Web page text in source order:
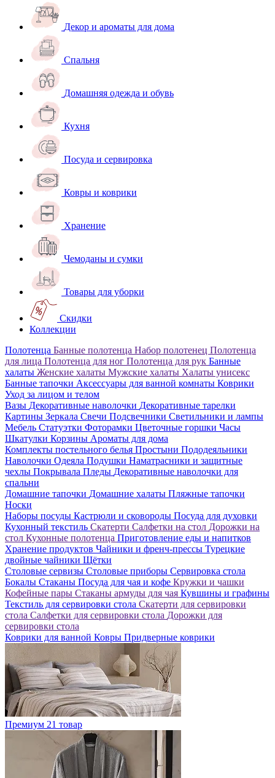
Декор и ароматы для дома
Спальня
Домашняя одежда и обувь
Кухня
Посуда и сервировка
Ковры и коврики
Хранение
Чемоданы и сумки
Товары для уборки
Скидки
Коллекции
Полотенца Банные полотенца Набор полотенец Полотенца
для лица Полотенца для ног Полотенца для рук Банные
халаты Женские халаты Мужские халаты Халаты унисекс
Банные тапочки Аксессуары для ванной комнаты Коврики
Уход за лицом и телом
Вазы Декоративные наволочки Декоративные тарелки
Картины Зеркала Свечи Подсвечники Светильники и лампы
Мебель Статуэтки Фоторамки Цветочные горшки Часы
Шкатулки Корзины Ароматы для дома
Комплекты постельного белья Простыни Пододеяльники
Наволочки Одеяла Подушки Наматрасники и защитные
чехлы Покрывала Пледы Декоративные наволочки для
спальни
Домашние тапочки Домашние халаты Пляжные тапочки
Носки
Наборы посуды Кастрюли и сковороды Посуда для духовки
Кухонный текстиль Скатерти Салфетки на стол Дорожки на
стол Кухонные полотенца Приготовление еды и напитков
Хранение продуктов Чайники и френч-прессы Турецкие
двойные чайники Щётки
Столовые сервизы Столовые приборы Сервировка стола
Бокалы Стаканы Посуда для чая и кофе Кружки и чашки
Кофейные пары Стаканы армуды для чая Кувшины и графины
Текстиль для сервировки стола Скатерти для сервировки
стола Салфетки для сервировки стола Дорожки для
сервировки стола
Коврики для ванной Ковры Придверные коврики
Премиум 21 товар